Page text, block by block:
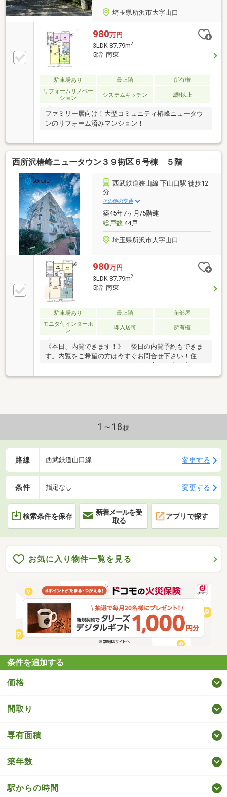
埼玉県所沢市大字山口
980万円
3LDK 87.79m2
5階 南東
駐車場あり 最上階
所有権
リフォームリノベー
ション
システムキッチン 2階以上
ファミリー層向け！大型コミュニティ椿峰ニュータウ
ンのリフォーム済みマンション！
西所沢椿峰ニュータウン３９街区６号棟 ５階
西武鉄道狭山線 下山口駅 徒歩12
分
その他の交通
築45年7ヶ月/5階建
総戸数44戸
埼玉県所沢市大字山口
980万円
3LDK 87.79m2
5階 南東
駐車場あり 最上階
角部屋
モニタ付インターホ
ン
即入居可 所有権
《本日、内覧できます！》 後日の内覧予約もできま
す。内覧をご希望の方は今すぐお問合せ下さい！住宅
方、勤続が短い方、車やカードローンのおまとめもＯ
1～18 棟
路線 西武鉄道山口線 変更する
条件 指定なし 変更する
検索条件を保存
新着メールを受
取る
アプリで探す
お気に入り物件一覧を見る
条件を追加する
価格
間取り
専有面積
築年数
駅からの時間